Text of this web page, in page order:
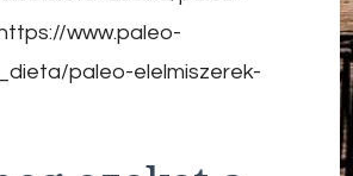
www.paleo-
paleo-elelmiszerek-